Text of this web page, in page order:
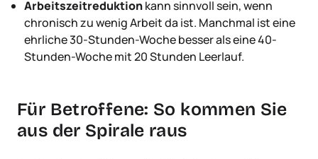
Arbeitszeitreduktionkann sinnvoll sein, wenn
chronisch zu wenig Arbeit da ist. Manchmal ist eine
ehrliche 30-Stunden-Woche besser als eine 40-
Stunden-Woche mit 20 Stunden Leerlauf.
Für Betroffene: So kommen Sie
aus der Spirale raus